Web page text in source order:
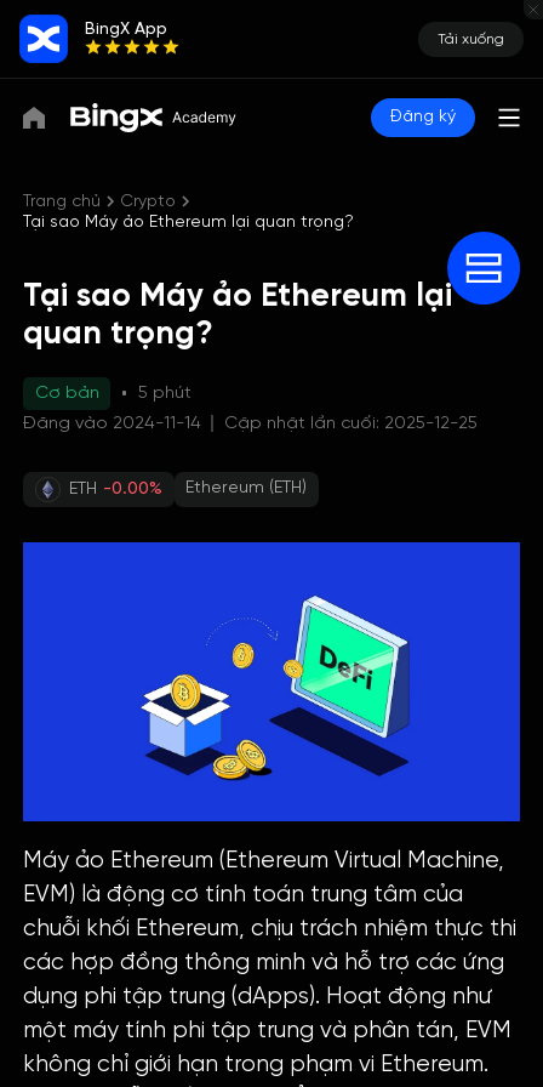
BingX App
Tải xuống
Đăng ký
Trang chủ
Crypto
Tại sao Máy ảo Ethereum lại quan trọng?
Tại sao Máy ảo Ethereum lại
quan trọng?
Cơ bản
5 phút
Đăng vào 2024-11-14
Cập nhật lần cuối: 2025-12-25
ETH -0.00% Ethereum (ETH)
Máy ảo Ethereum (Ethereum Virtual Machine,
EVM) là động cơ tính toán trung tâm của
chuỗi khối Ethereum, chịu trách nhiệm thực thi
các hợp đồng thông minh và hỗ trợ các ứng
dụng phi tập trung (dApps). Hoạt động như
một máy tính phi tập trung và phân tán, EVM
không chỉ giới hạn trong phạm vi Ethereum.